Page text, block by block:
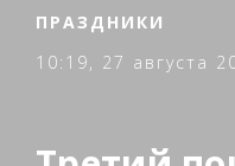
ПРАЗДНИКИ
10:19, 27 августа